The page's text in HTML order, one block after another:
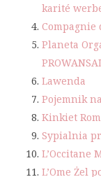
karité
Compagnie
Planeta
Lawenda
Pojemnik
Kinkiet
Sypialnia
L’Occitane
L’Ome Żel